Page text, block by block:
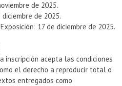
de 2025.
de 2025.
17 de diciembre de 2025.
inscripción acepta las condiciones
el derecho a reproducir total o
entregados como